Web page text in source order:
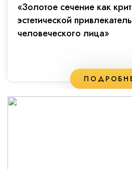
«Золотое сечение как
эстетической
человеческого лица»